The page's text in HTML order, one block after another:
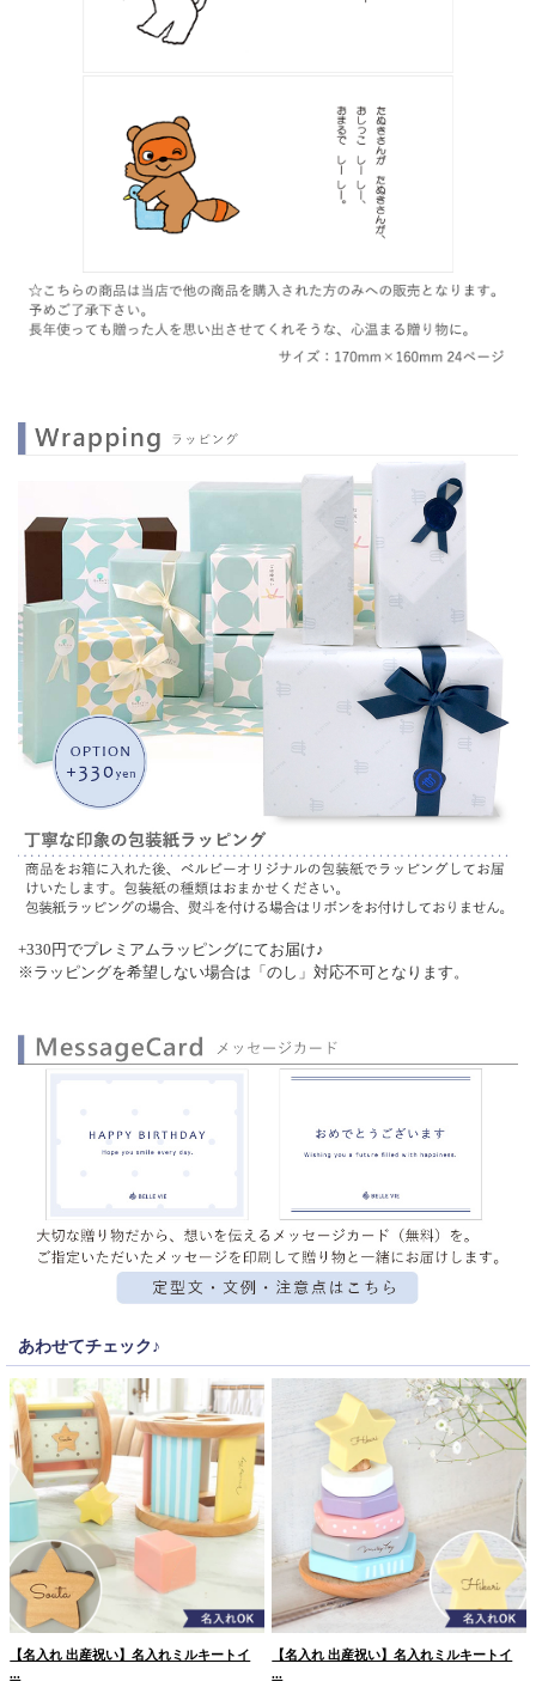
+330円でプレミアムラッピングにてお届け♪
※ラッピングを希望しない場合は「のし」対応不可となります。
あわせてチェック♪
【名入れ 出産祝い】名入れミルキートイ
...
【名入れ 出産祝い】名入れミルキートイ
...